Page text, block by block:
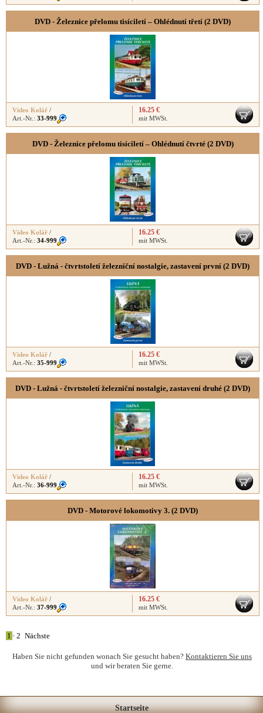
DVD - Železnice přelomu tisíciletí – Ohlédnutí třetí (2 DVD)
Video Kolář /
Art.-Nr.: 33-999
16.25 €
mit MWSt.
DVD - Železnice přelomu tisíciletí – Ohlédnutí čtvrté (2 DVD)
Video Kolář /
Art.-Nr.: 34-999
16.25 €
mit MWSt.
DVD - Lužná - čtvrtstoletí železniční nostalgie, zastavení první (2 DVD)
Video Kolář /
Art.-Nr.: 35-999
16.25 €
mit MWSt.
DVD - Lužná - čtvrtstoletí železniční nostalgie, zastavení druhé (2 DVD)
Video Kolář /
Art.-Nr.: 36-999
16.25 €
mit MWSt.
DVD - Motorové lokomotivy 3. (2 DVD)
Video Kolář /
Art.-Nr.: 37-999
16.25 €
mit MWSt.
1 • 2 Nächste
Haben Sie nicht gefunden wonach Sie gesucht haben?Kontaktieren Sie uns
und wir beraten Sie gerne.
Startseite